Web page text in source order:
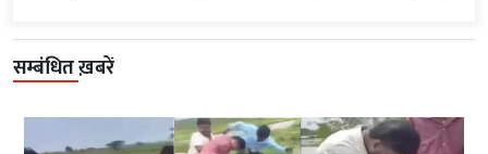
सम्बंधित ख़बरें